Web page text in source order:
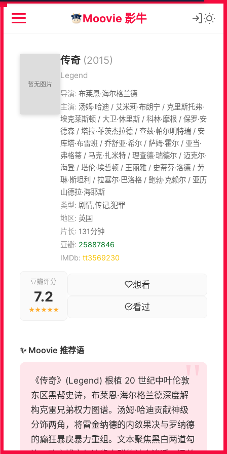
Moovie 影牛
传奇 (2015)
Legend
导演: 布莱恩·海尔格兰德
主演: 汤姆·哈迪 / 艾米莉·布朗宁 / 克里斯托弗·
埃克莱斯顿 / 大卫·休里斯 / 科林·摩根 / 保罗·安
德森 / 塔拉·菲茨杰拉德 / 查兹·帕尔明特瑞 / 安
库塔·布雷班 / 乔舒亚·希尔 / 萨姆·霍尔 / 亚当·
弗格蒂 / 马克·扎米特 / 理查德·瑞德尔 / 迈克尔·
海登 / 塔伦·埃哲顿 / 王丽雅 / 史蒂芬·洛德 / 劳
琳·斯坦利 / 拉塞尔·巴洛格 / 鲍勃·克赖尔 / 亚历
山德拉·海耶斯
类型: 剧情,传记,犯罪
地区: 英国
片长: 131分钟
豆瓣: 25887846
IMDb: tt3569230
豆瓣评分
7.2
★★★★★
想看
看过
✨ Moovie 推荐语
《传奇》(Legend) 根植 20 世纪中叶伦敦
东区黑帮史诗，布莱恩·海尔格兰德深度解
构克雷兄弟权力图谱。汤姆·哈迪贡献神级
分饰两角，将雷金纳德的内敛果决与罗纳德
的癫狂暴戾暴力重组。文本聚焦黑白两道勾